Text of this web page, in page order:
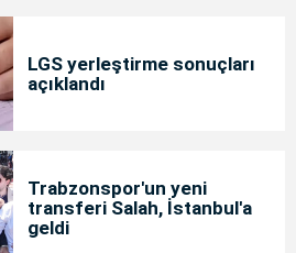
LGS yerleştirme sonuçları
açıklandı
Trabzonspor'un yeni
transferi Salah, İstanbul'a
geldi